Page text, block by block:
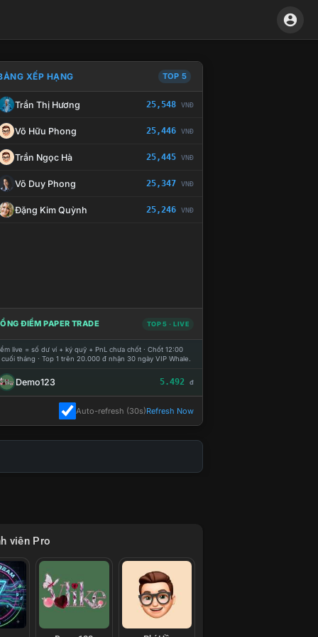
CHẾ TÀI XỬ LÝ VI PHẠM
XẾP HẠNG TOP 5
Trần Thị Hương 25,548 VNĐ
Võ Hữu Phong 25,446 VNĐ
Trần Ngọc Hà 25,445 VNĐ
Võ Duy Phong 25,347 VNĐ
Đặng Kim Quỳnh 25,246 VNĐ
ĐIỂM PAPER TRADE TOP 5 · LIVE
live = số dư ví + ký quỹ + PnL chưa chốt · Chốt 12:00
tháng · Top 1 trên 20.000 đ nhận 30 ngày VIP Whale.
Demo123 5.492 đ
Auto-refresh (30s)Refresh Now
viên Pro